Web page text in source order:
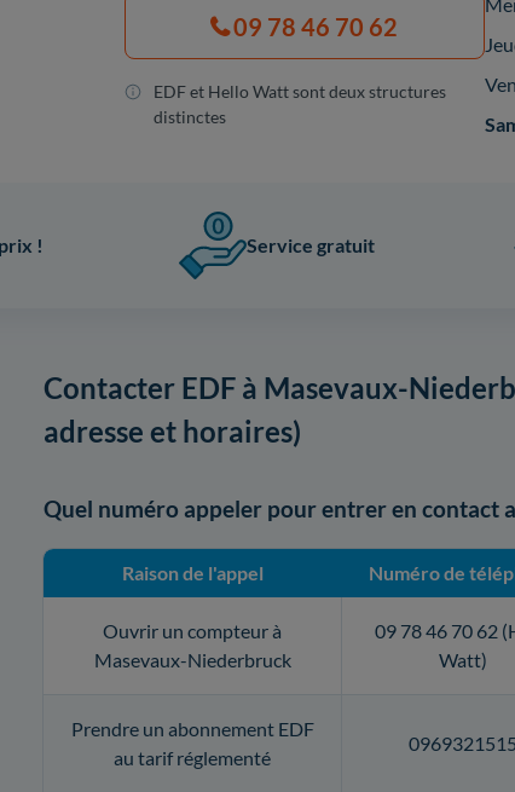
09 78 46 70 62
EDF et Hello Watt sont deux structures
distinctes
! Service gratuit
Contacter EDF à Masevaux-
adresse et horaires)
Quel numéro appeler pour entrer en contact
Raison de l'appel Numéro de
Ouvrir un compteur à
Masevaux-Niederbruck
09 78 46 70 62
Watt)
Prendre un abonnement EDF
au tarif réglementé
0969321515